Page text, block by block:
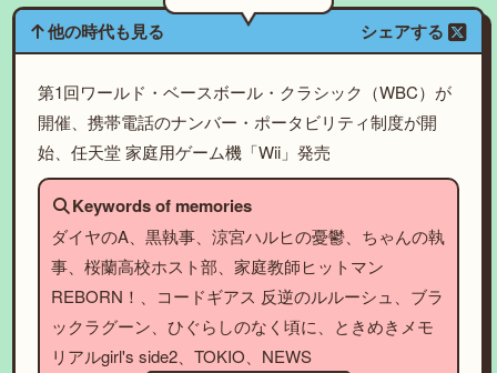
他の時代も見る シェアする
第1回ワールド・ベースボール・クラシック（WBC）が
開催、携帯電話のナンバー・ポータビリティ制度が開
始、任天堂 家庭用ゲーム機「Wii」発売
Keywords of memories
ダイヤのA、黒執事、涼宮ハルヒの憂鬱、ちゃんの執
事、桜蘭高校ホスト部、家庭教師ヒットマン
REBORN！、コードギアス 反逆のルルーシュ、ブラ
ックラグーン、ひぐらしのなく頃に、ときめきメモ
リアルgirl's side2、TOKIO、NEWS